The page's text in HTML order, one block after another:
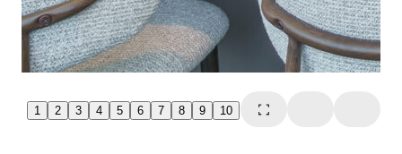
1 2 3 4 5 6 7 8 9 10